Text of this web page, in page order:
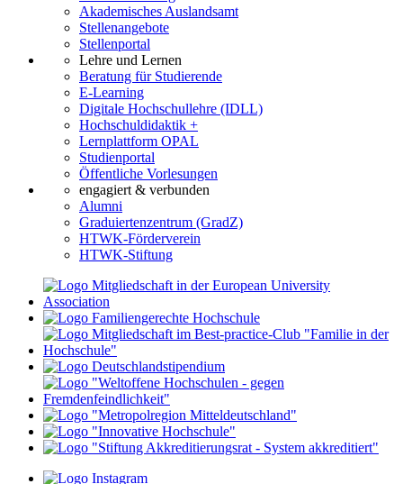
Akademisches Auslandsamt
Stellenangebote
Stellenportal
Lehre und Lernen
Beratung für Studierende
E-Learning
Digitale Hochschullehre (IDLL)
Hochschuldidaktik +
Lernplattform OPAL
Studienportal
Öffentliche Vorlesungen
engagiert & verbunden
Alumni
Graduiertenzentrum (GradZ)
HTWK-Förderverein
HTWK-Stiftung